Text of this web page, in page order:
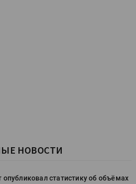
НОВОСТИ
опубликовал статистику об объёмах